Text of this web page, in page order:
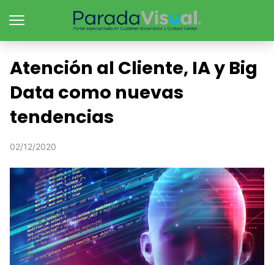
Atención al Cliente, IA y Big
Data como nuevas
tendencias
02/12/2020